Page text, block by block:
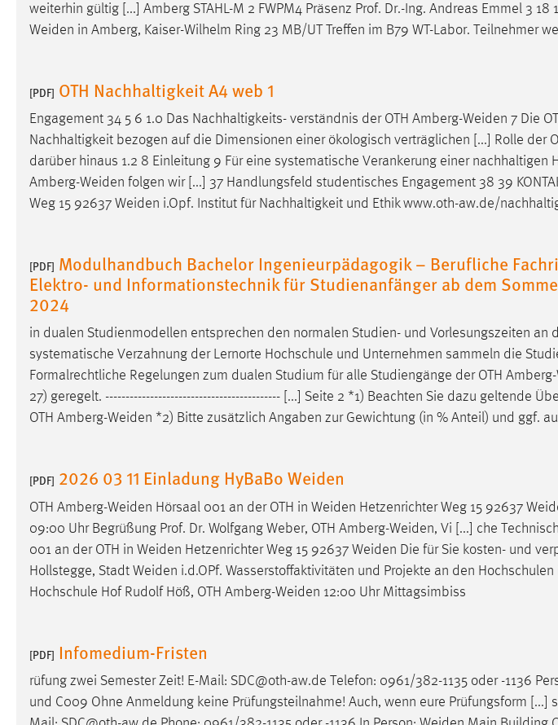
weiterhin gültig [...] Amberg STAHL-M 2 FWPM4 Präsenz Prof. Dr.-Ing. Andreas Emmel 3 18
Weiden in Amberg, Kaiser-Wilhelm Ring 23 MB/UT Treffen im B79 WT-Labor. Teilnehmer
[PDF] OTH Nachhaltigkeit A4 web 1
Engagement 34 5 6 1.0 Das Nachhaltigkeits- verständnis der OTH Amberg-Weiden 7 Die
Nachhaltigkeit bezogen auf die Dimensionen einer ökologisch verträglichen [...] Rolle der
darüber hinaus 1.2 8 Einleitung 9 Für eine systematische Verankerung einer nachhaltigen
Amberg-Weiden folgen wir [...] 37 Handlungsfeld studentisches Engagement 38 39
Weg 15 92637 Weiden i.Opf. Institut für Nachhaltigkeit und Ethik www.oth-aw.de/
[PDF] Modulhandbuch Bachelor Ingenieurpädagogik – Berufliche
Elektro- und Informationstechnik für Studienanfänger ab dem
2024
in dualen Studienmodellen entsprechen den normalen Studien- und Vorlesungszeiten an
systematische Verzahnung der Lernorte Hochschule und Unternehmen sammeln die
Formalrechtliche Regelungen zum dualen Studium für alle Studiengänge der OTH
27) geregelt. ------------------------------------------- [...] Seite 2 *1) Beachten Sie dazu geltende
OTH Amberg-Weiden *2) Bitte zusätzlich Angaben zur Gewichtung (in % Anteil) und ggf.
[PDF] 2026 03 11 Einladung HyBaBo Weiden
OTH Amberg-Weiden Hörsaal 001 an der OTH in Weiden Hetzenrichter Weg 15 92637
09:00 Uhr Begrüßung Prof. Dr. Wolfgang Weber, OTH Amberg-Weiden, Vi [...] che
001 an der OTH in Weiden Hetzenrichter Weg 15 92637 Weiden Die für Sie kosten- und
Hollstegge, Stadt Weiden i.d.OPf. Wasserstoffaktivitäten und Projekte an den Hochschulen
Hochschule Hof Rudolf Höß, OTH Amberg-Weiden 12:00 Uhr Mittagsimbiss
[PDF] Infomedium-Fristen
rüfung zwei Semester Zeit! E-Mail: SDC@oth-aw.de Telefon: 0961/382-1135 oder -1136
und C009 Ohne Anmeldung keine Prüfungsteilnahme! Auch, wenn eure Prüfungsform [...]
Zweck:
Dieser Cookie speichert die
ausgewählten Einverständnis-Optionen
Cookie Laufzeit: 1 Jahr
Performance
Name: staticfilecache
Zweck:
Für performante Seitenauslieferung wird
in diesem Cookie gespeichert, ob man
Sprachpräferenz
Name:
Zweck:
Das Cookie speichert die gewählte
Sprache der Website.
Cookie Laufzeit:
Name:
MibewSessionID, MIBEW_UserID,
mibew_locale, mibew-chat-frame-style-
5e9dbeb1811c0446
Zweck:
Wird benötigt um die Chatfunktion
nutzen zu können.
Cookie Laufzeit:
MibewSessionID, mibew-chat-frame-
style-5e9dbeb1811c0446 =
Login
Name: fe_user, be_user, be_lastLoginProvider